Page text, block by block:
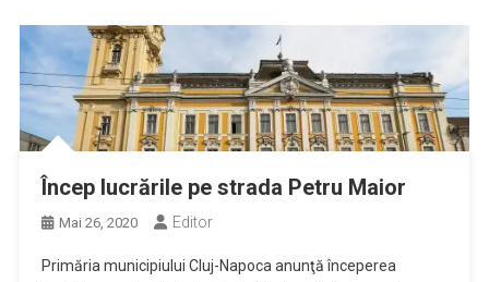
Încep lucrările pe strada Petru Maior
Mai 26, 2020 Editor
Primăria municipiului Cluj-Napoca anunţă începerea